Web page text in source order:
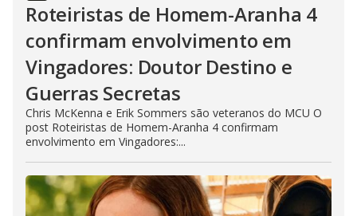
Roteiristas de Homem-Aranha 4
confirmam envolvimento em
Vingadores: Doutor Destino e
Guerras Secretas
Chris McKenna e Erik Sommers são veteranos do MCU O
post Roteiristas de Homem-Aranha 4 confirmam
envolvimento em Vingadores:...